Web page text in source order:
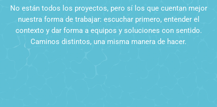
No están todos los proyectos, pero sí los que cuentan mejor
nuestra forma de trabajar: escuchar primero, entender el
contexto y dar forma a equipos y soluciones con sentido.
Caminos distintos, una misma manera de hacer.